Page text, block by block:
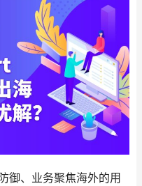
御、业务聚焦海外的用